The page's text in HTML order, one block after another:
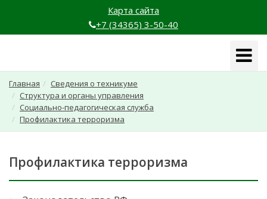
Карта сайта
+7 (34365) 3-50-40
Главная
Сведения о техникуме
Структура и органы управления
Социально-педагогическая служба
Профилактика терроризма
Профилактика терроризма